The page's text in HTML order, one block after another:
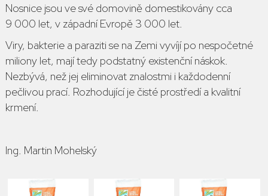
Nosnice jsou ve své domovině domestikovány cca
9 000 let, v západní Evropě 3 000 let.
Viry, bakterie a paraziti se na Zemi vyvíjí po nespočetné
miliony let, mají tedy podstatný existenční náskok.
Nezbývá, než jej eliminovat znalostmi i každodenní
pečlivou prací. Rozhodující je čisté prostředí a kvalitní
krmení.
Ing. Martin Mohelský